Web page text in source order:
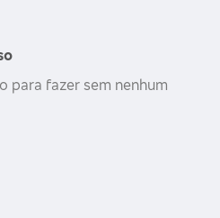
para fazer sem nenhum